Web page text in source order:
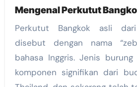
Mengenal Perkutut
Perkutut Bangkok asli
disebut dengan nama
bahasa Inggris. Jenis
komponen signifikan dari